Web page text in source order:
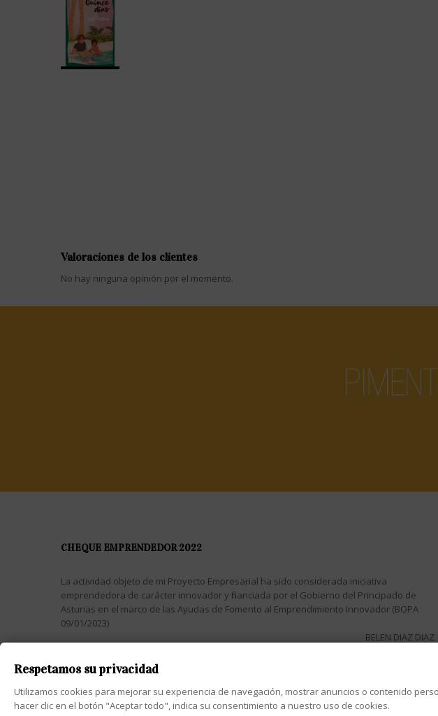
Valoraciones de los clientes
No hay ninguna opinión por el momento.
CHEQUE EMPRENDEDOR 2022
La actividad objeto de mi Proyecto Empresarial ha sido considerada iniciativa
emprendedora de carácter innovador y financiada por el Gobierno del Principado de
Asturias en el marco de las Ayudas de Fomento al Emprendimiento Innovador (BOPA
09/01/2023)
BELEN DIAZ DIAZ
2025 Copyright © Pimentón Dulce - PlanB Diseño web Asturias
Respetamos su privacidad
Utilizamos cookies para mejorar su experiencia de navegación, mostrar anuncios o contenido
hacer clic en el botón "Aceptar todo", indica su consentimiento a nuestro uso de cookies.